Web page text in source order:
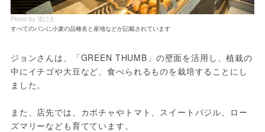
Photo by 濱口太
すべてのパンに小麦の品種名と産地などが記載されています
ジョンさんは、「GREEN THUMB」の壁面を活用し、植栽の
中にイチゴや大豆など、食べられるものを栽培することにし
ました。
また、店先では、カボチャやトマト、スイートバジル、ロー
ズマリーなども育てています。